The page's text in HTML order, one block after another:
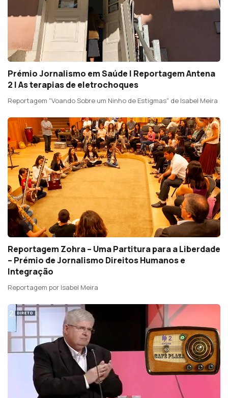
Prémio Jornalismo em Saúde | Reportagem Antena
2 | As terapias de eletrochoques
Reportagem "Voando Sobre um Ninho de Estigmas" de Isabel Meira
Reportagem Zohra – Uma Partitura para a Liberdade
– Prémio de Jornalismo Direitos Humanos e
Integração
Reportagem por Isabel Meira